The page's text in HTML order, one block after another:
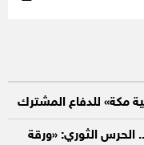
مكة» للدفاع المشترك
الحرس الثوري: «ورقة